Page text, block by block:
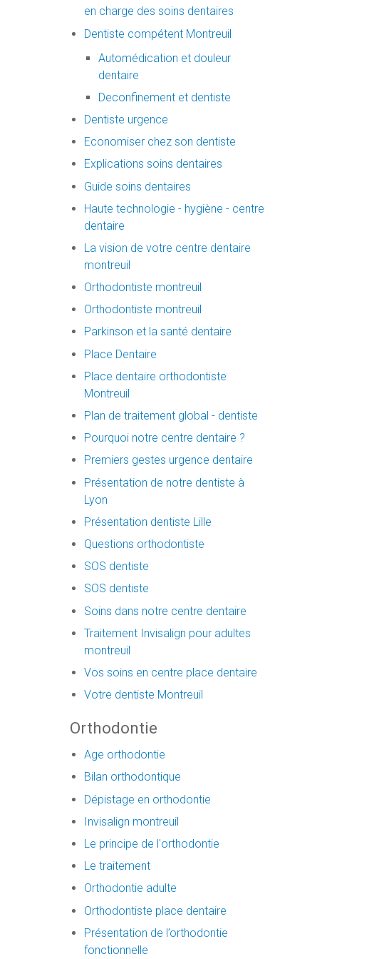
en charge des soins dentaires
Dentiste compétent Montreuil
Automédication et douleur
dentaire
Deconfinement et dentiste
Dentiste urgence
Economiser chez son dentiste
Explications soins dentaires
Guide soins dentaires
Haute technologie - hygiène - centre
dentaire
La vision de votre centre dentaire
montreuil
Orthodontiste montreuil
Orthodontiste montreuil
Parkinson et la santé dentaire
Place Dentaire
Place dentaire orthodontiste
Montreuil
Plan de traitement global - dentiste
Pourquoi notre centre dentaire ?
Premiers gestes urgence dentaire
Présentation de notre dentiste à
Lyon
Présentation dentiste Lille
Questions orthodontiste
SOS dentiste
SOS dentiste
Soins dans notre centre dentaire
Traitement Invisalign pour adultes
montreuil
Vos soins en centre place dentaire
Votre dentiste Montreuil
Orthodontie
Age orthodontie
Bilan orthodontique
Dépistage en orthodontie
Invisalign montreuil
Le principe de l'orthodontie
Le traitement
Orthodontie adulte
Orthodontiste place dentaire
Présentation de l’orthodontie
fonctionnelle